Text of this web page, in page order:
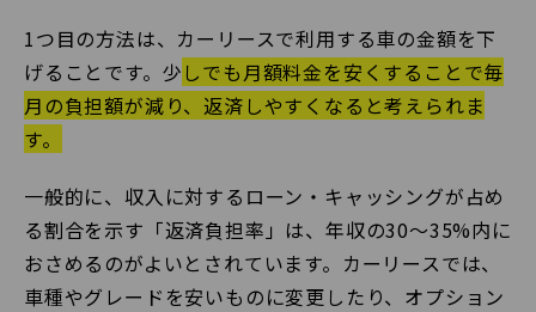
1つ目の方法は、カーリースで利用する車の金額を下
げることです。少 しでも月額料金を安くすることで毎
月の負担額が減り、返済しやすくなると考えられま
す。
一般的に、収入に対するローン・キャッシングが占め
る割合を示す「返済負担率」は、年収の30〜35%内に
おさめるのがよいとされています。カーリースでは、
車種やグレードを安いものに変更したり、オプション